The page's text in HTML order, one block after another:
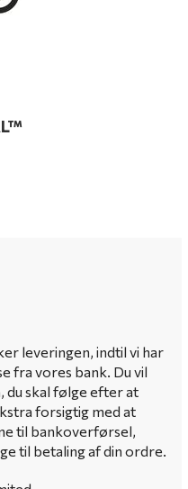
leveringen, indtil vi har
fra vores bank. Du vil
du skal følge efter at
forsigtig med at
til bankoverførsel,
til betaling af din ordre.